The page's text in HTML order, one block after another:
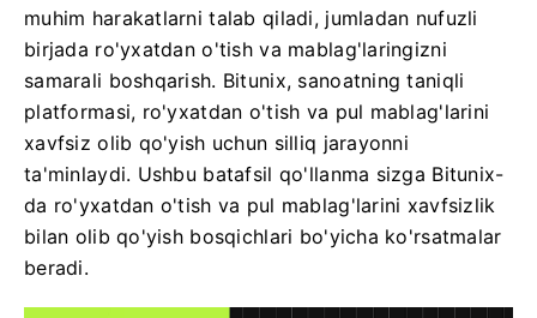
muhim harakatlarni talab qiladi, jumladan nufuzli
birjada ro'yxatdan o'tish va mablag'laringizni
samarali boshqarish. Bitunix, sanoatning taniqli
platformasi, ro'yxatdan o'tish va pul mablag'larini
xavfsiz olib qo'yish uchun silliq jarayonni
ta'minlaydi. Ushbu batafsil qo'llanma sizga Bitunix-
da ro'yxatdan o'tish va pul mablag'larini xavfsizlik
bilan olib qo'yish bosqichlari bo'yicha ko'rsatmalar
beradi.